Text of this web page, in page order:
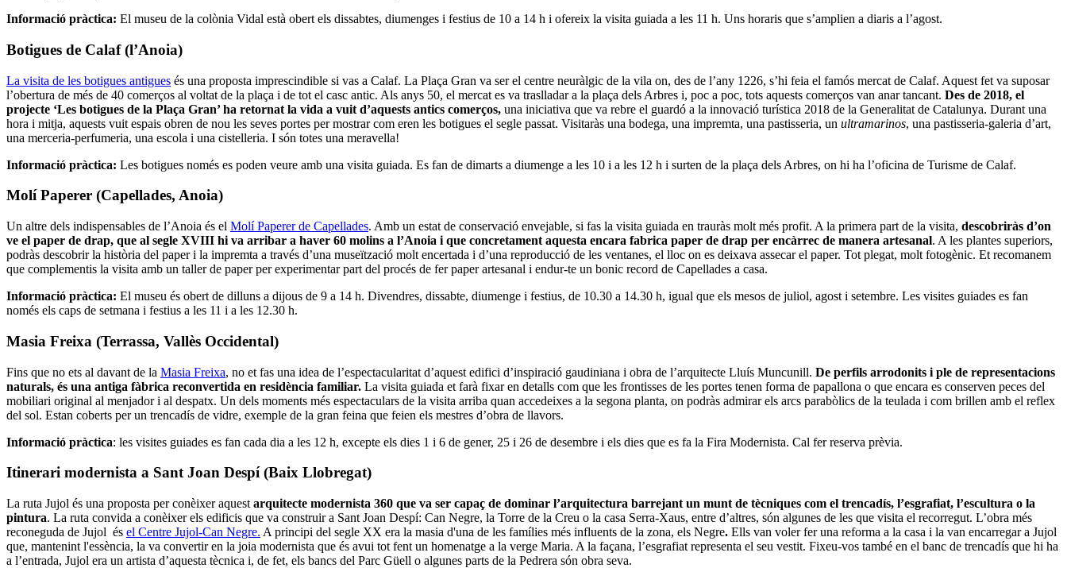
Informació pràctica: El museu de la colònia Vidal està obert els dissabtes, diumenges i festius de 10 a 14 h i ofereix la visita guiada a les 11 h. Uns horaris que s’amplien a diaris a l’agost.
Botigues de Calaf (l’Anoia)
La visita de les botigues antigues és una proposta imprescindible si vas a Calaf. La Plaça Gran va ser el centre neuràlgic de la vila on, des de l’any 1226, s’hi feia el famós mercat de Calaf. Aquest fet va suposar
l’obertura de més de 40 comerços al voltat de la plaça i de tot el casc antic. Als anys 50, el mercat es va traslladar a la plaça dels Arbres i, poc a poc, tots aquests comerços van anar tancant. Des de 2018, el
projecte ‘Les botigues de la Plaça Gran’ ha retornat la vida a vuit d’aquests antics comerços, una iniciativa que va rebre el guardó a la innovació turística 2018 de la Generalitat de Catalunya. Durant una
hora i mitja, aquests vuit espais obren de nou les seves portes per mostrar com eren les botigues el segle passat. Visitaràs una bodega, una impremta, una pastisseria, un ultramarinos, una pastisseria-galeria d’art,
una merceria-perfumeria, una escola i una cistelleria. I són totes una meravella!
Informació pràctica: Les botigues només es poden veure amb una visita guiada. Es fan de dimarts a diumenge a les 10 i a les 12 h i surten de la plaça dels Arbres, on hi ha l’oficina de Turisme de Calaf.
Molí Paperer (Capellades, Anoia)
Un altre dels indispensables de l’Anoia és el Molí Paperer de Capellades. Amb un estat de conservació envejable, si fas la visita guiada en trauràs molt més profit. A la primera part de la visita, descobriràs d’on
ve el paper de drap, que al segle XVIII hi va arribar a haver 60 molins a l’Anoia i que concretament aquesta encara fabrica paper de drap per encàrrec de manera artesanal. A les plantes superiors,
podràs descobrir la història del paper i la impremta a través d’una museïtzació molt encertada i d’una reproducció de les ventanes, el lloc on es deixava assecar el paper. Tot plegat, molt fotogènic. Et recomanem
que complementis la visita amb un taller de paper per experimentar part del procés de fer paper artesanal i endur-te un bonic record de Capellades a casa.
Informació pràctica: El museu és obert de dilluns a dijous de 9 a 14 h. Divendres, dissabte, diumenge i festius, de 10.30 a 14.30 h, igual que els mesos de juliol, agost i setembre. Les visites guiades es fan
només els caps de setmana i festius a les 11 i a les 12.30 h.
Masia Freixa (Terrassa, Vallès Occidental)
Fins que no ets al davant de la Masia Freixa, no et fas una idea de l’espectacularitat d’aquest edifici d’inspiració gaudiniana i obra de l’arquitecte Lluís Muncunill. De perfils arrodonits i ple de representacions
naturals, és una antiga fàbrica reconvertida en residència familiar. La visita guiada et farà fixar en detalls com que les frontisses de les portes tenen forma de papallona o que encara es conserven peces del
mobiliari original al menjador i al despatx. Un dels moments més espectaculars de la visita arriba quan accedeixes a la segona planta, on podràs admirar els arcs parabòlics de la teulada i com brillen amb el reflex
del sol. Estan coberts per un trencadís de vidre, exemple de la gran feina que feien els mestres d’obra de llavors.
Informació pràctica: les visites guiades es fan cada dia a les 12 h, excepte els dies 1 i 6 de gener, 25 i 26 de desembre i els dies que es fa la Fira Modernista. Cal fer reserva prèvia.
Itinerari modernista a Sant Joan Despí (Baix Llobregat)
La ruta Jujol és una proposta per conèixer aquest arquitecte modernista 360 que va ser capaç de dominar l’arquitectura barrejant un munt de tècniques com el trencadís, l’esgrafiat, l’escultura o la
pintura. La ruta convida a conèixer els edificis que va construir a Sant Joan Despí: Can Negre, la Torre de la Creu o la casa Serra-Xaus, entre d’altres, són algunes de les que visita el recorregut. L’obra més
reconeguda de Jujol és el Centre Jujol-Can Negre. A principi del segle XX era la masia d'una de les famílies més influents de la zona, els Negre. Ells van voler fer una reforma a la casa i la van encarregar a Jujol
que, mantenint l'essència, la va convertir en la joia modernista que és avui tot fent un homenatge a la verge Maria. A la façana, l’esgrafiat representa el seu vestit. Fixeu-vos també en el banc de trencadís que hi ha
a l’entrada, Jujol era un artista d’aquesta tècnica i, de fet, els bancs del Parc Güell o algunes parts de la Pedrera són obra seva.